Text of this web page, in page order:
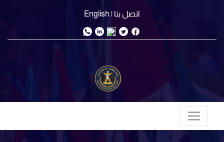
اتصل بنا | English